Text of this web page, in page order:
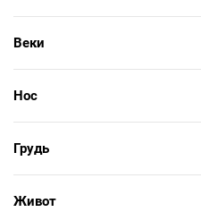
Веки
Нос
Грудь
Живот